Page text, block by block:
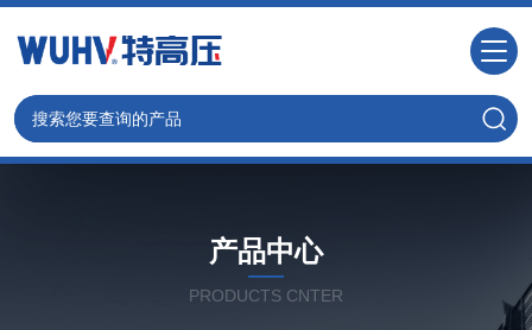
产品中心
PRODUCTS CNTER